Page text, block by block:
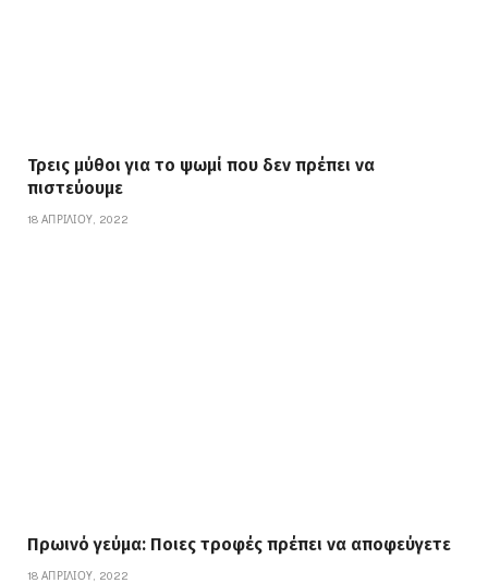
Τρεις μύθοι για το ψωμί που δεν πρέπει να
πιστεύουμε
18 ΑΠΡΙΛΊΟΥ, 2022
Πρωινό γεύμα: Ποιες τροφές πρέπει να αποφεύγετε
18 ΑΠΡΙΛΊΟΥ, 2022